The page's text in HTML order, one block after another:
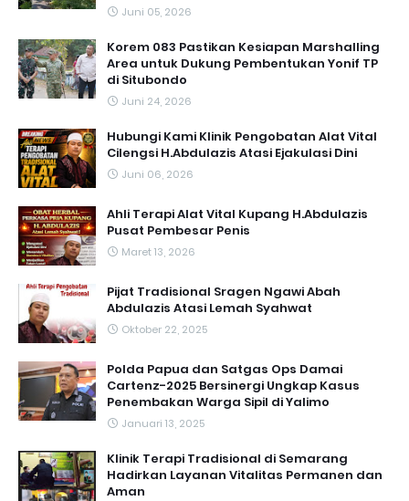
Juni 05, 2026
Korem 083 Pastikan Kesiapan Marshalling
Area untuk Dukung Pembentukan Yonif TP
di Situbondo
Juni 24, 2026
Hubungi Kami Klinik Pengobatan Alat Vital
Cilengsi H.Abdulazis Atasi Ejakulasi Dini
Juni 06, 2026
Ahli Terapi Alat Vital Kupang H.Abdulazis
Pusat Pembesar Penis
Maret 13, 2026
Pijat Tradisional Sragen Ngawi Abah
Abdulazis Atasi Lemah Syahwat
Oktober 22, 2025
Polda Papua dan Satgas Ops Damai
Cartenz-2025 Bersinergi Ungkap Kasus
Penembakan Warga Sipil di Yalimo
Januari 13, 2025
Klinik Terapi Tradisional di Semarang
Hadirkan Layanan Vitalitas Permanen dan
Aman